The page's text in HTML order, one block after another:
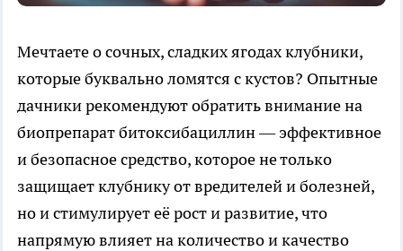
Мечтаете о сочных, сладких ягодах клубники,
которые буквально ломятся с кустов? Опытные
дачники рекомендуют обратить внимание на
биопрепарат битоксибациллин — эффективное
и безопасное средство, которое не только
защищает клубнику от вредителей и болезней,
но и стимулирует её рост и развитие, что
напрямую влияет на количество и качество